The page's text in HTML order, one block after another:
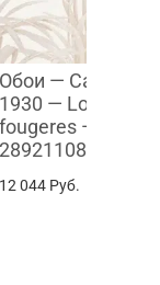
Обои —
1930 — Louise
fougeres — Beige
28921108)
12 044 Руб.